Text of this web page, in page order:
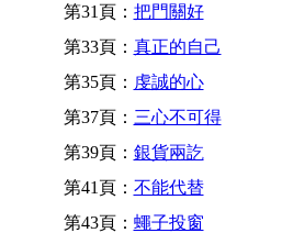
第31頁： 把門關好
第33頁： 真正的自己
第35頁： 虔誠的心
第37頁： 三心不可得
第39頁： 銀貨兩訖
第41頁： 不能代替
第43頁： 蠅子投窗